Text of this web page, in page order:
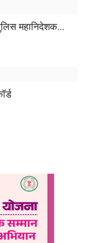
महानिदेशक...